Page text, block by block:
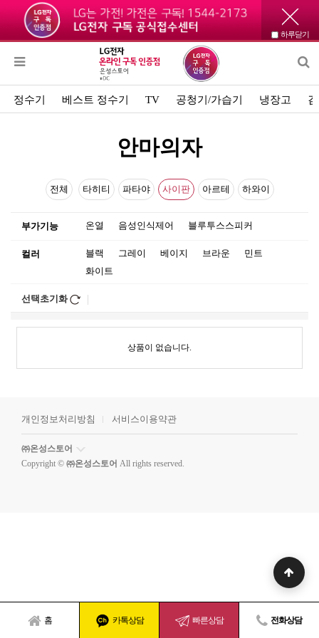
하루닫기
정수기 베스트 정수기 TV 공청기/가습기 냉장고
안마의자
전체 타히티 파타야 사이판 아르테 하와이
부가기능 온열 음성인식제어 블루투스스피커
컬러 블랙 그레이 베이지 브라운
민트
화이트
선택초기화
상품이 없습니다.
홈 카톡상담 빠른상담 전화상담
개인정보처리방침 서비스이용약관
㈜온성스토어
Copyright © ㈜온성스토어 All rights reserved.